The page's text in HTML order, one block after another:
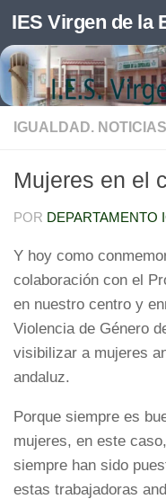
Saltar al
IES Virgen de la
IGUALDAD. NOTICIAS
Mujeres en el
POR DEPARTAMENTO
Y hoy como
colaboración con el
en nuestro centro y
Violencia de Género
visibilizar a mujeres
andaluz.
Porque siempre es
mujeres, en este
siempre han sido
estas trabajadoras